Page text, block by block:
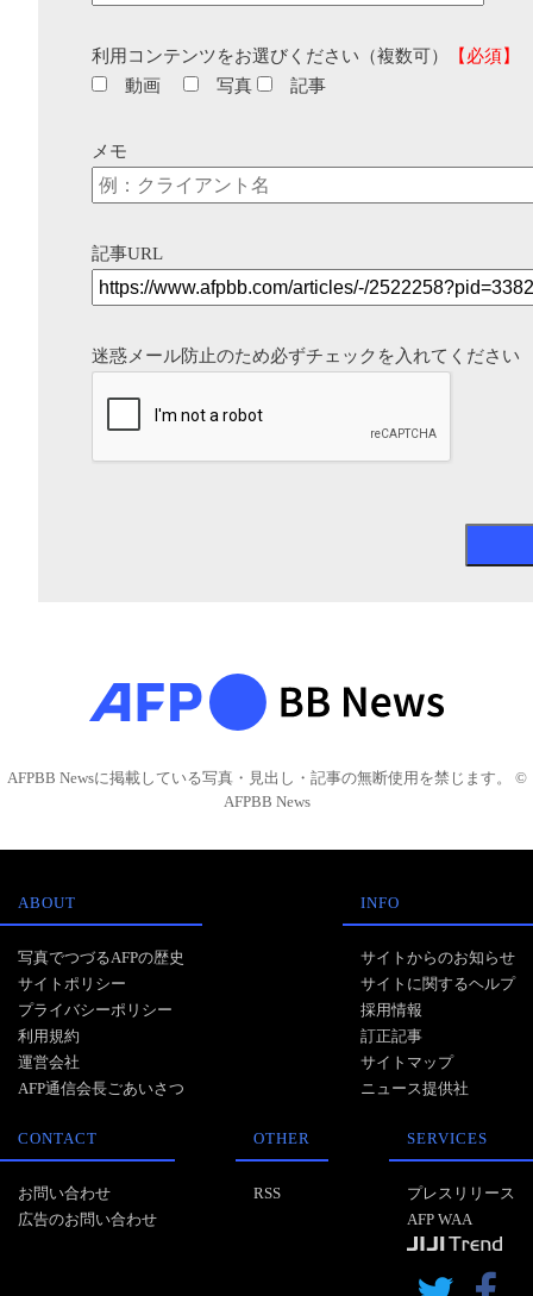
利用コンテンツをお選びください（複数可）
【必須】
動画
写真 記事
メモ
記事URL
迷惑メール防止のため必ずチェックを入れてください
AFPBB Newsに掲載している写真・見出し・記事の無断使用を禁じます。 ©
AFPBB News
ABOUT
写真でつづるAFPの歴史
サイトポリシー
プライバシーポリシー
利用規約
運営会社
AFP通信会長ごあいさつ
INFO
サイトからのお知らせ
サイトに関するヘルプ
採用情報
訂正記事
サイトマップ
ニュース提供社
CONTACT
お問い合わせ
広告のお問い合わせ
OTHER
RSS
SERVICES
プレスリリース
AFP WAA